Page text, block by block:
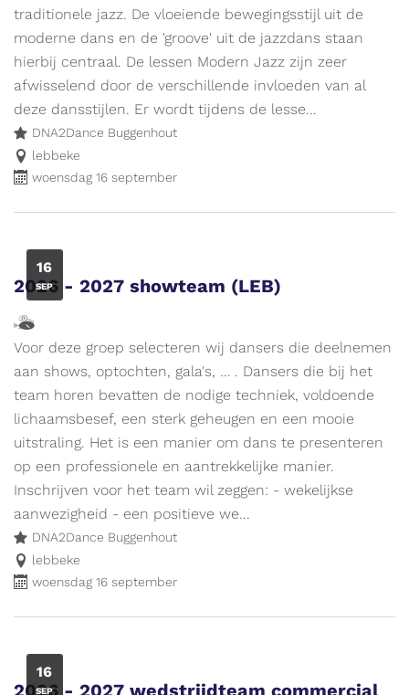
en
ik
wijs
de
weg
naar
leuke
activiteiten
Meer
info
op
www.vliegjemee.be!
evenement.
traditionele jazz. De vloeiende bewegingsstijl uit de
moderne dans en de 'groove' uit de jazzdans staan
hierbij centraal. De lessen Modern Jazz zijn zeer
afwisselend door de verschillende invloeden van al
deze dansstijlen. Er wordt tijdens de lesse...
DNA2Dance Buggenhout
lebbeke
woensdag 16 september
WO
16
SEP
2026 - 2027 showteam (LEB)
Hallo,
ik
ben
Vlieg
en
ik
wijs
de
weg
naar
leuke
activiteiten
Meer
info
Voor deze groep selecteren wij dansers die deelnemen
aan shows, optochten, gala's, … . Dansers die bij het
team horen bevatten de nodige techniek, voldoende
lichaamsbesef, een sterk geheugen en een mooie
uitstraling. Het is een manier om dans te presenteren
op een professionele en aantrekkelijke manier.
Inschrijven voor het team wil zeggen: - wekelijkse
aanwezigheid - een positieve we...
DNA2Dance Buggenhout
lebbeke
woensdag 16 september
WO
16
SEP
2026 - 2027 wedstrijdteam commercial